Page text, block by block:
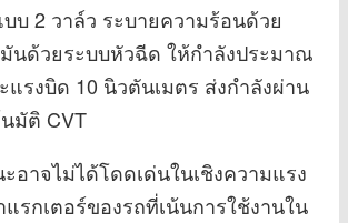
บ 2 วาล์ว ระบายความร้อนด้วย
นด้วยระบบหัวฉีด ให้กำลังประมาณ
แรงบิด 10 นิวตันเมตร ส่งกำลังผ่าน
มัติ CVT
อาจไม่ได้โดดเด่นในเชิงความแรง
รกเตอร์ของรถที่เน้นการใช้งานใน